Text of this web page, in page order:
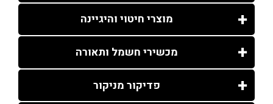
מוצרי חיטוי והיגיינה
מכשירי חשמל ותאורה
פדיקור מניקור